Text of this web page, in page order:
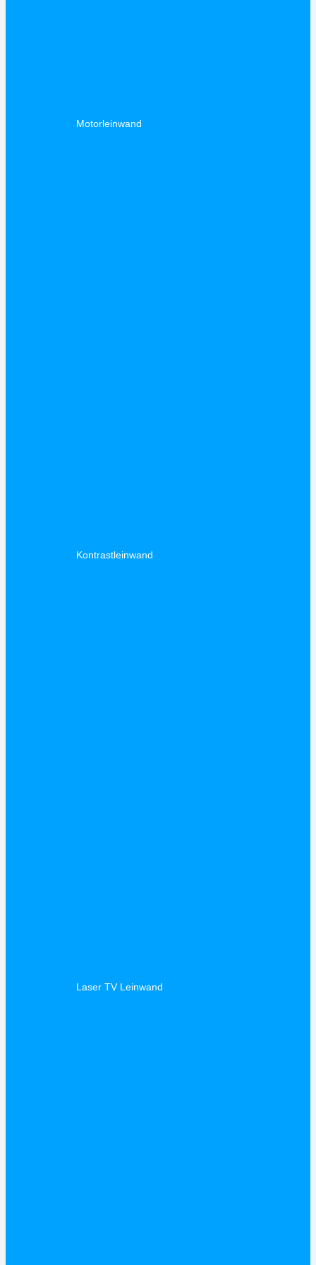
Motorleinwand
Kontrastleinwand
Laser TV Leinwand